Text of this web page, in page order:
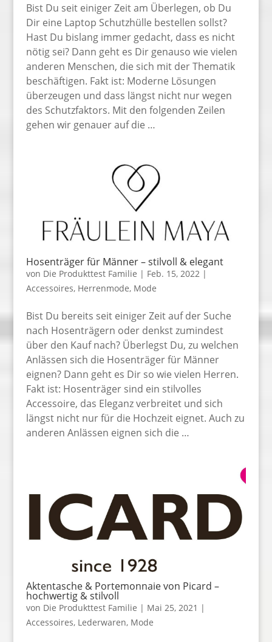
Bist Du seit einiger Zeit am Überlegen, ob Du
Dir eine Laptop Schutzhülle bestellen sollst?
Hast Du bislang immer gedacht, dass es nicht
nötig sei? Dann geht es Dir genauso wie vielen
anderen Menschen, die sich mit der Thematik
beschäftigen. Fakt ist: Moderne Lösungen
überzeugen und dass längst nicht nur wegen
des Schutzfaktors. Mit den folgenden Zeilen
gehen wir genauer auf die …
Hosenträger für Männer – stilvoll & elegant
von Die Produkttest Familie | Feb. 15, 2022|
Accessoires, Herrenmode, Mode
Bist Du bereits seit einiger Zeit auf der Suche
nach Hosenträgern oder denkst zumindest
über den Kauf nach? Überlegst Du, zu welchen
Anlässen sich die Hosenträger für Männer
eignen? Dann geht es Dir so wie vielen Herren.
Fakt ist: Hosenträger sind ein stilvolles
Accessoire, das Eleganz verbreitet und sich
längst nicht nur für die Hochzeit eignet. Auch zu
anderen Anlässen eignen sich die …
Aktentasche & Portemonnaie von Picard –
hochwertig & stilvoll
von Die Produkttest Familie | Mai 25, 2021 |
Accessoires, Lederwaren, Mode